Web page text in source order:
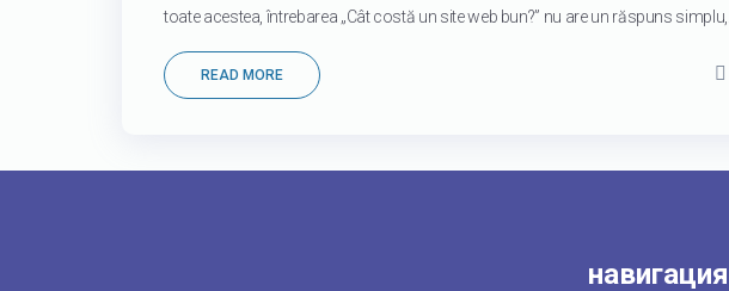
toate acestea, întrebarea „Cât costă un site web bun?” nu are un răspuns simplu,...
READ MORE
навигация